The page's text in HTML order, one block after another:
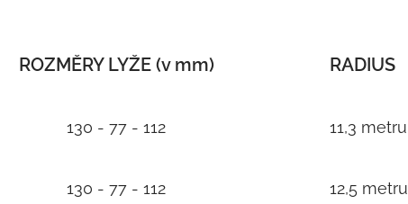
ROZMĚRY LYŽE (v mm)
130 - 77 - 112
130 - 77 - 112
RADIUS
11,3 metru
12,5 metru